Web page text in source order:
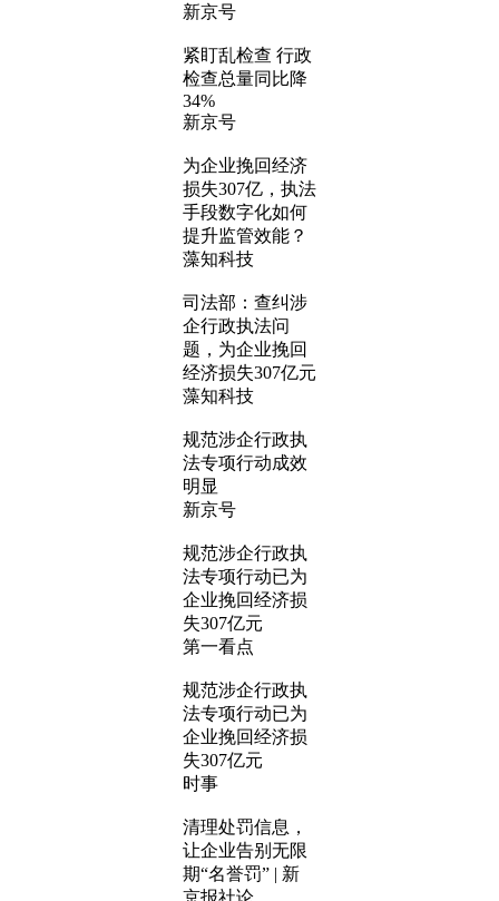
新京号
紧盯乱检查 行政
检查总量同比降
34%
新京号
为企业挽回经济
损失307亿，执法
手段数字化如何
提升监管效能？
藻知科技
司法部：查纠涉
企行政执法问
题，为企业挽回
经济损失307亿元
藻知科技
规范涉企行政执
法专项行动成效
明显
新京号
规范涉企行政执
法专项行动已为
企业挽回经济损
失307亿元
第一看点
规范涉企行政执
法专项行动已为
企业挽回经济损
失307亿元
时事
清理处罚信息，
让企业告别无限
期“名誉罚” | 新
京报社论